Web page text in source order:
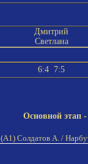
Дмитрий
Светлана
6:4 7:5
Основной этап
(A1) Солдатов А. /